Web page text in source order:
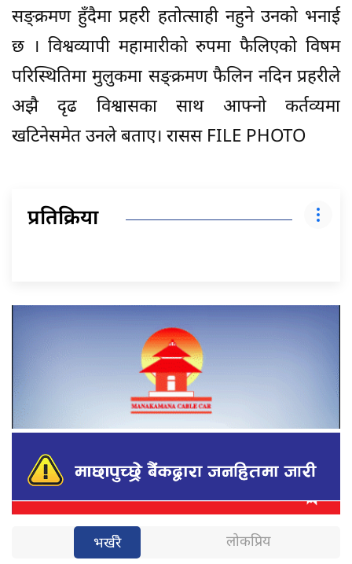
सङ्क्रमण हुँदैमा प्रहरी हतोत्साही नहुने उनको भनाई
छ । विश्वव्यापी महामारीको रुपमा फैलिएको विषम
परिस्थितिमा मुलुकमा सङ्क्रमण फैलिन नदिन प्रहरीले
अझै दृढ विश्वासका साथ आफ्नो कर्तव्यमा
खटिनेसमेत उनले बताए। रासस FILE PHOTO
प्रतिक्रिया
भर्खरै लोकप्रिय